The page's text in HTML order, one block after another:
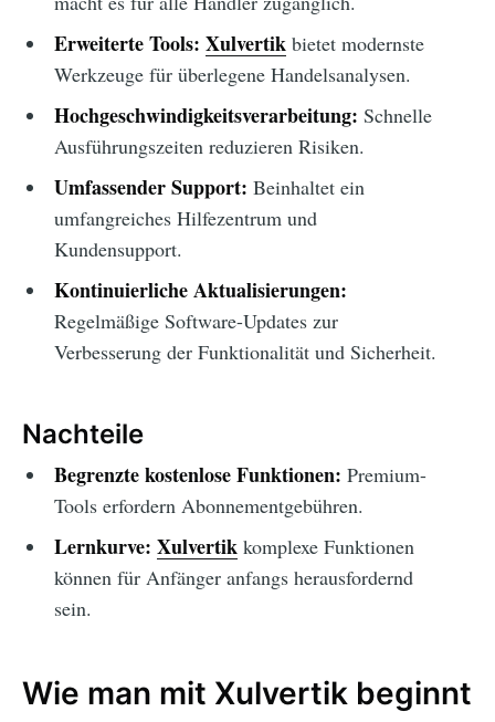
Erweiterte Tools: Xulvertikbietet modernste
Werkzeuge für überlegene Handelsanalysen.
Hochgeschwindigkeitsverarbeitung: Schnelle
Ausführungszeiten reduzieren Risiken.
Umfassender Support: Beinhaltet ein
umfangreiches Hilfezentrum und
Kundensupport.
Kontinuierliche Aktualisierungen:
Regelmäßige Software-Updates zur
Verbesserung der Funktionalität und Sicherheit.
Nachteile
Begrenzte kostenlose Funktionen: Premium-
Tools erfordern Abonnementgebühren.
Lernkurve: Xulvertikkomplexe Funktionen
können für Anfänger anfangs herausfordernd
sein.
Wie man mit Xulvertik beginnt